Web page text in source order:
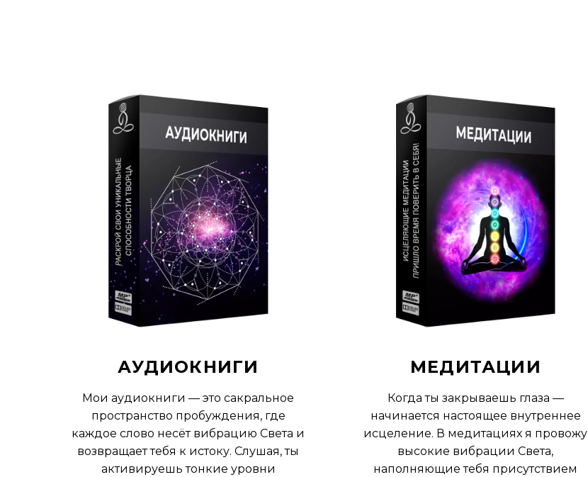
АУДИОКНИГИ
Мои аудиокниги — это сакральное
пространство пробуждения, где
каждое слово несёт вибрацию Света и
возвращает тебя к истоку. Слушая, ты
активируешь тонкие уровни
МЕДИТАЦИИ
Когда ты закрываешь глаза —
начинается настоящее внутреннее
исцеление. В медитациях я провожу
высокие вибрации Света,
наполняющие тебя присутствием